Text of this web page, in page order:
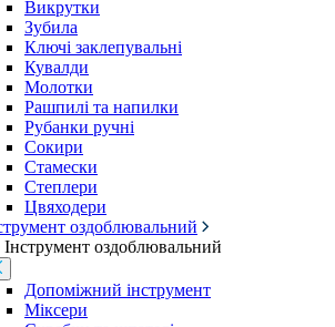
Викрутки
Зубила
Ключі заклепувальні
Кувалди
Молотки
Рашпилі та напилки
Рубанки ручні
Сокири
Стамески
Степлери
Цвяходери
оздоблювальний
Інструмент оздоблювальний
Допоміжний інструмент
Міксери